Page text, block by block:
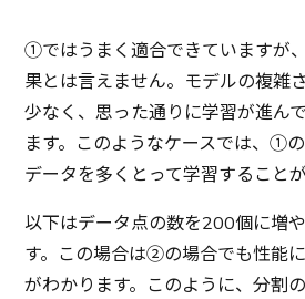
①ではうまく適合できています
果とは言えません。モデルの複雑
少なく、思った通りに学習が進ん
ます。このようなケースでは、①
データを多くとって学習することが
以下はデータ点の数を200個に増
す。この場合は②の場合でも性能
がわかります。このように、分割